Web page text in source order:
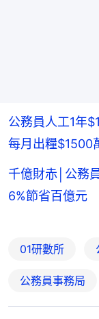
公務員人工1
每月出糧$1500
千億財赤│公務
6%節省百億元
01研數所
公務員事務局